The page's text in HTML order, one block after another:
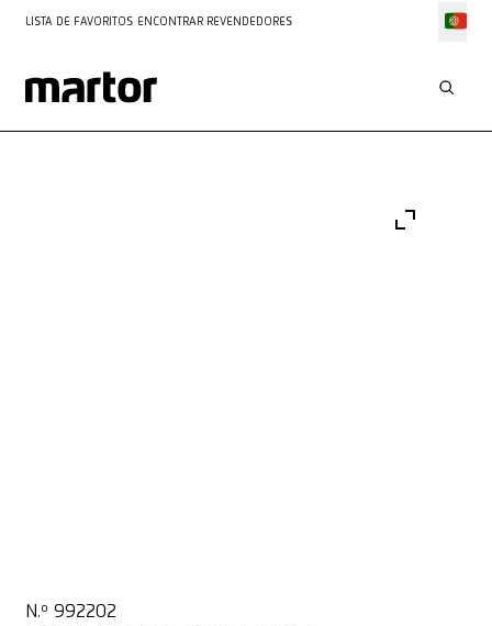
LISTA DE FAVORITOS ENCONTRAR REVENDEDORES
N.º 992202